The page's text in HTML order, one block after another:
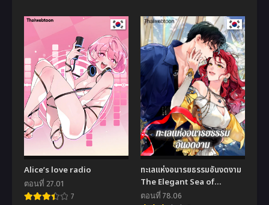
Alice’s love radio
ตอนที่ 27.01
7
ทะเลแห่งอนารยธรรมอันงดงาม
The Elegant Sea of
Savagery
ตอนที่ 78.06